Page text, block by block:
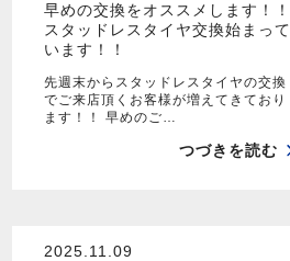
早めの交換をオススメします！！
スタッドレスタイヤ交換始まって
います！！
先週末からスタッドレスタイヤの交換
でご来店頂くお客様が増えてきており
ます！！ 早めのご…
つづきを読む
2025.11.09